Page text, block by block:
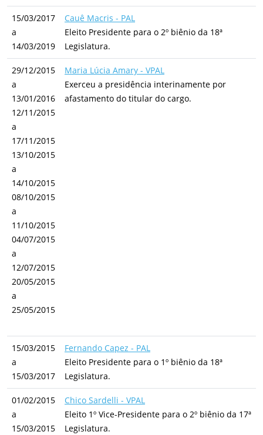
15/03/2017
a
14/03/2019
Cauê Macris - PAL
Eleito Presidente para o 2º biênio da 18ª
Legislatura.
29/12/2015
a
13/01/2016
12/11/2015
a
17/11/2015
13/10/2015
a
14/10/2015
08/10/2015
a
11/10/2015
04/07/2015
a
12/07/2015
20/05/2015
a
25/05/2015
Maria Lúcia Amary - VPAL
Exerceu a presidência interinamente por
afastamento do titular do cargo.
15/03/2015
a
15/03/2017
Fernando Capez - PAL
Eleito Presidente para o 1º biênio da 18ª
Legislatura.
01/02/2015
a
15/03/2015
Chico Sardelli - VPAL
Eleito 1º Vice-Presidente para o 2º biênio da 17ª
Legislatura.